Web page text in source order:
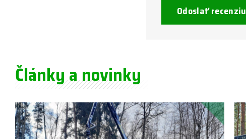
Odoslať recenziu
Články a novinky